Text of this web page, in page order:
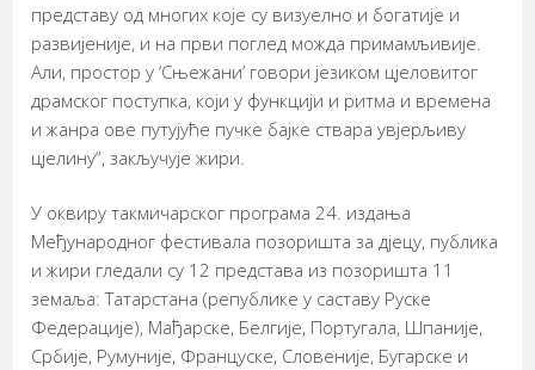
представу од многих које су визуелно и богатије и
развијеније, и на први поглед можда примамљивије.
Али, простор у ‘Сњежани’ говори језиком цјеловитог
драмског поступка, који у функцији и ритма и времена
и жанра ове путујуће пучке бајке ствара увјерљиву
цјелину“, закључује жири.
У оквиру такмичарског програма 24. издања
Међународног фестивала позоришта за дјецу, публика
и жири гледали су 12 представа из позоришта 11
земаља: Татарстана (републике у саставу Руске
Федерације), Мађарске, Белгије, Португала, Шпаније,
Србије, Румуније, Француске, Словеније, Бугарске и